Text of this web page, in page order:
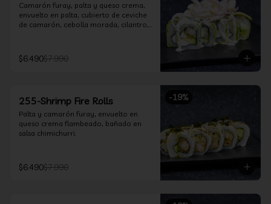
Camarón furay, palta y queso crema,
envuelto en palta, cubierto de ceviche
de camarón, cebolla morada, cilantro,
$6.490$7.990
-19%
255-Shrimp Fire Rolls
Palta y camarón furay, envuelto en
queso crema flambeado, bañado en
salsa chimichurri.
$6.490$7.990